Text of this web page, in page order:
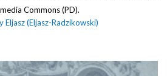
Commons (PD).
Eljasz (Eljasz-Radzikowski)